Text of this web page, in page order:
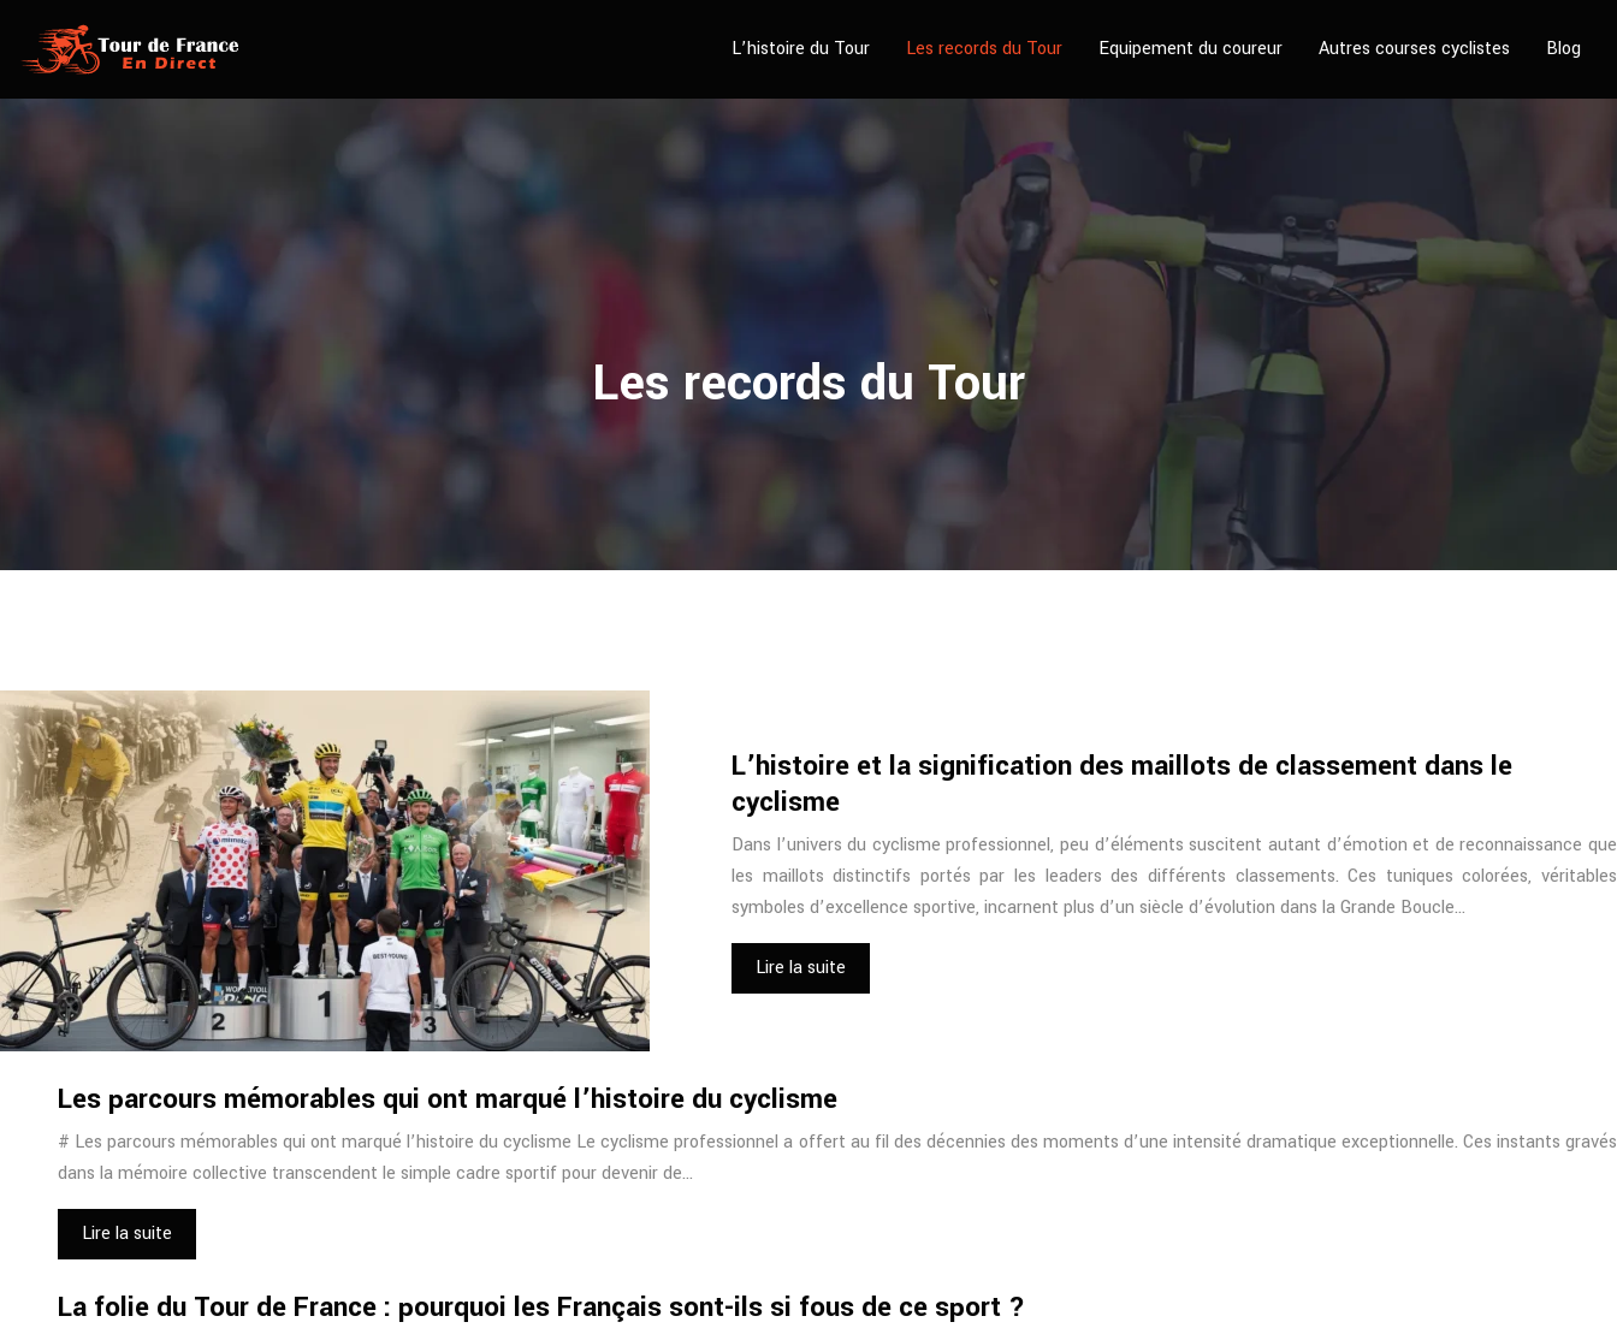
L’histoire du Tour Les records du Tour Equipement du coureur Autres courses cyclistes Blog
Les records du Tour
L’histoire et la signification des maillots de classement dans le
cyclisme
Dans l’univers du cyclisme professionnel, peu d’éléments suscitent autant d’émotion et de reconnaissance que
les maillots distinctifs portés par les leaders des différents classements. Ces tuniques colorées, véritables
symboles d’excellence sportive, incarnent plus d’un siècle d’évolution dans la Grande Boucle…
Lire la suite
Les parcours mémorables qui ont marqué l’histoire du cyclisme
# Les parcours mémorables qui ont marqué l’histoire du cyclisme Le cyclisme professionnel a offert au fil des décennies des moments d’une intensité dramatique exceptionnelle. Ces instants gravés
dans la mémoire collective transcendent le simple cadre sportif pour devenir de…
Lire la suite
La folie du Tour de France : pourquoi les Français sont-ils si fous de ce sport ?